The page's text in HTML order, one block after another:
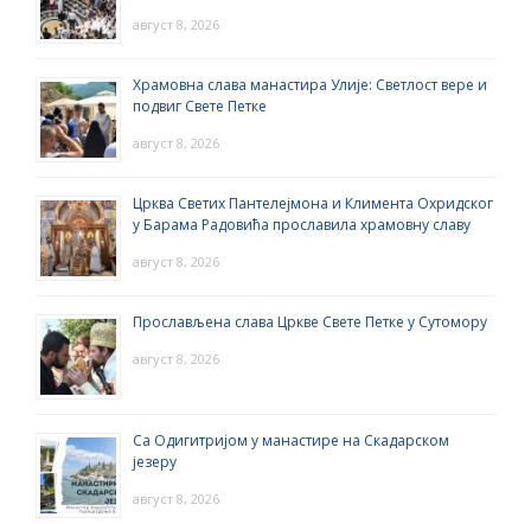
август 8, 2026
Храмовна слава манастира Улије: Светлост вере и
подвиг Свете Петке
август 8, 2026
Црква Светих Пантелејмона и Климента Охридског
у Барама Радовића прославила храмовну славу
август 8, 2026
Прослављена слава Цркве Свете Петке у Сутомору
август 8, 2026
Са Одигитријом у манастире на Скадарском
језеру
август 8, 2026